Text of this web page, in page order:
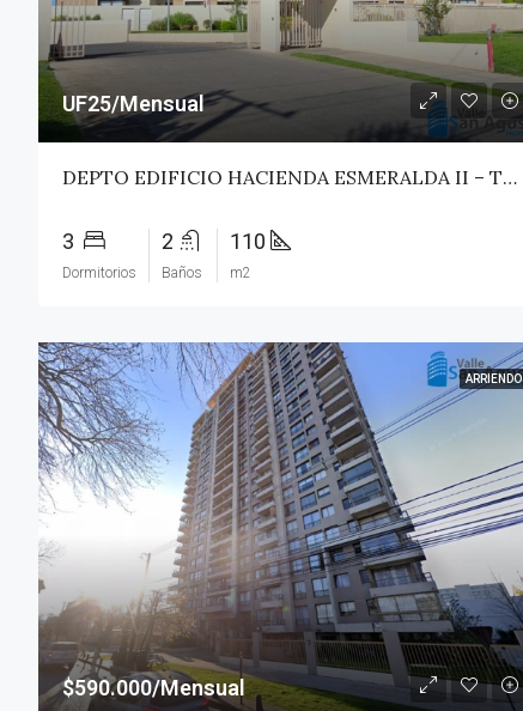
UF25/Mensual
DEPTO EDIFICIO HACIENDA ESMERALDA II – TALCA
3
Dormitorios
2
Baños
110
m2
ARRIENDO
$590.000/Mensual